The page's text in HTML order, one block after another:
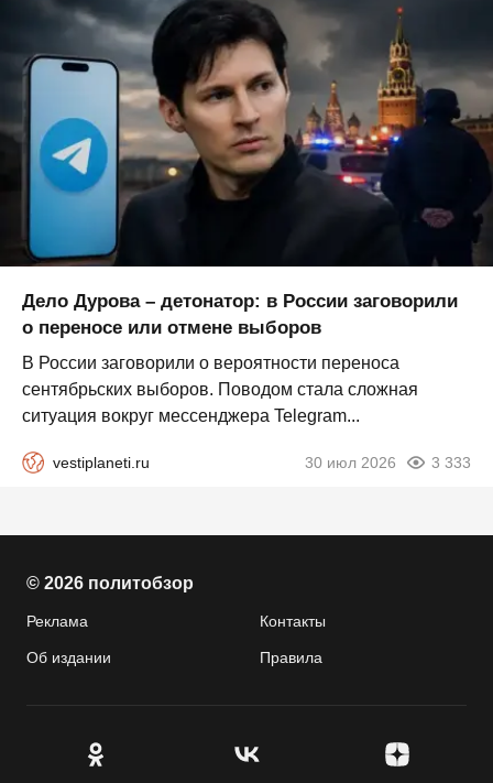
Дело Дурова – детонатор: в России заговорили
о переносе или отмене выборов
В России заговорили о вероятности переноса
сентябрьских выборов. Поводом стала сложная
ситуация вокруг мессенджера Telegram...
vestiplaneti.ru 30 июл 2026 3 333
© 2026 политобзор
Реклама Контакты
Об издании Правила